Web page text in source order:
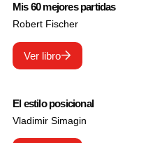
Mis 60 mejores partidas
Robert Fischer
Ver libro
El estilo posicional
Vladimir Simagin